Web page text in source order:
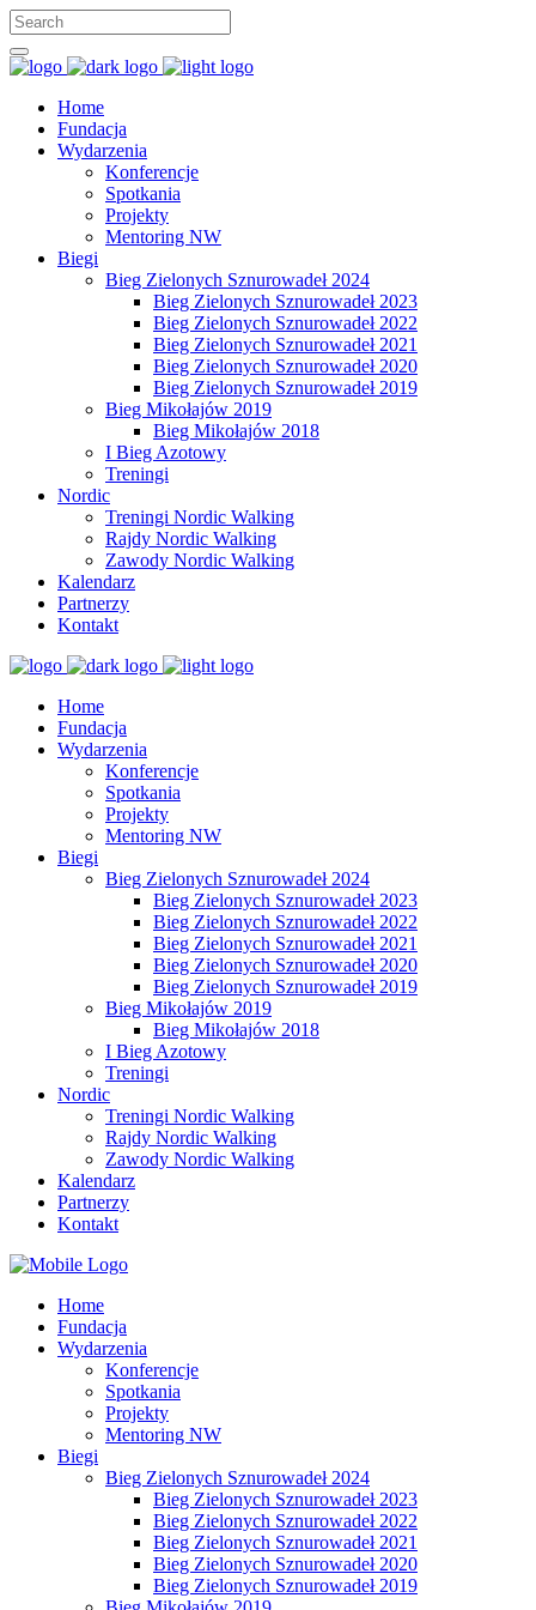
Home
Fundacja
Wydarzenia
Konferencje
Spotkania
Projekty
Mentoring NW
Biegi
Bieg Zielonych Sznurowadeł 2024
Bieg Zielonych Sznurowadeł 2023
Bieg Zielonych Sznurowadeł 2022
Bieg Zielonych Sznurowadeł 2021
Bieg Zielonych Sznurowadeł 2020
Bieg Zielonych Sznurowadeł 2019
Bieg Mikołajów 2019
Bieg Mikołajów 2018
I Bieg Azotowy
Treningi
Nordic
Treningi Nordic Walking
Rajdy Nordic Walking
Zawody Nordic Walking
Kalendarz
Partnerzy
Kontakt
Home
Fundacja
Wydarzenia
Konferencje
Spotkania
Projekty
Mentoring NW
Biegi
Bieg Zielonych Sznurowadeł 2024
Bieg Zielonych Sznurowadeł 2023
Bieg Zielonych Sznurowadeł 2022
Bieg Zielonych Sznurowadeł 2021
Bieg Zielonych Sznurowadeł 2020
Bieg Zielonych Sznurowadeł 2019
Bieg Mikołajów 2019
Bieg Mikołajów 2018
I Bieg Azotowy
Treningi
Nordic
Treningi Nordic Walking
Rajdy Nordic Walking
Zawody Nordic Walking
Kalendarz
Partnerzy
Kontakt
Home
Fundacja
Wydarzenia
Konferencje
Spotkania
Projekty
Mentoring NW
Biegi
Bieg Zielonych Sznurowadeł 2024
Bieg Zielonych Sznurowadeł 2023
Bieg Zielonych Sznurowadeł 2022
Bieg Zielonych Sznurowadeł 2021
Bieg Zielonych Sznurowadeł 2020
Bieg Zielonych Sznurowadeł 2019